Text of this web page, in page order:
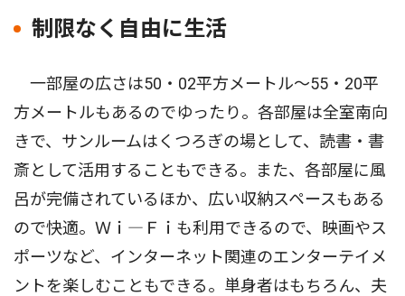
制限なく自由に生活
一部屋の広さは50・02平方メートル〜55・20平
方メートルもあるのでゆったり。各部屋は全室南向
きで、サンルームはくつろぎの場として、読書・書
斎として活用することもできる。また、各部屋に風
呂が完備されているほか、広い収納スペースもある
ので快適。Ｗｉ―Ｆｉも利用できるので、映画やス
ポーツなど、インターネット関連のエンターテイメ
ントを楽しむこともできる。単身者はもちろん、夫